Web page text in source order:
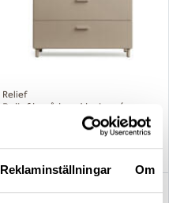
Reklaminställningar Om
Relief
Relief byrå bred beige / m.